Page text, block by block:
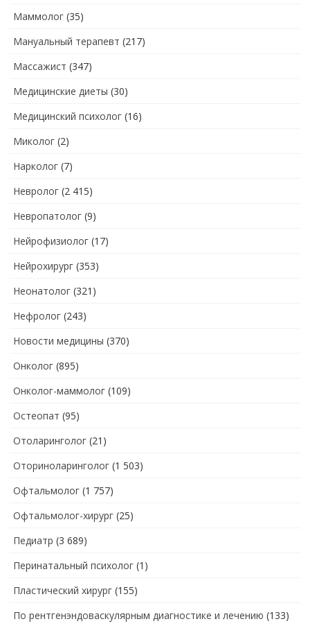
Маммолог (35)
Мануальный терапевт (217)
Массажист (347)
Медицинские диеты (30)
Медицинский психолог (16)
Миколог (2)
Нарколог (7)
Невролог (2 415)
Невропатолог (9)
Нейрофизиолог (17)
Нейрохирург (353)
Неонатолог (321)
Нефролог (243)
Новости медицины (370)
Онколог (895)
Онколог-маммолог (109)
Остеопат (95)
Отоларинголог (21)
Оториноларинголог (1 503)
Офтальмолог (1 757)
Офтальмолог-хирург (25)
Педиатр (3 689)
Перинатальный психолог (1)
Пластический хирург (155)
По рентгенэндоваскулярным диагностике и лечению (133)